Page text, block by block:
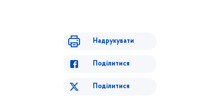
Надрукувати
Поділитися
Поділитися